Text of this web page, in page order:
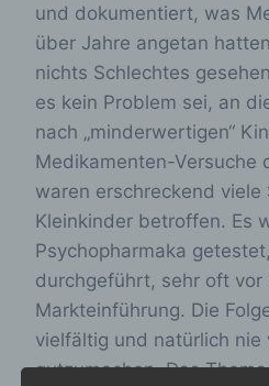
und dokumentiert, was
über Jahre angetan
nichts Schlechtes
es kein Problem sei, an
nach „minderwertigen“
Medikamenten-Versuche
waren erschreckend viele
Kleinkinder betroffen. Es
Psychopharmaka
durchgeführt, sehr oft vor
Markteinführung. Die
vielfältig und natürlich nie
gutzumachen. Das